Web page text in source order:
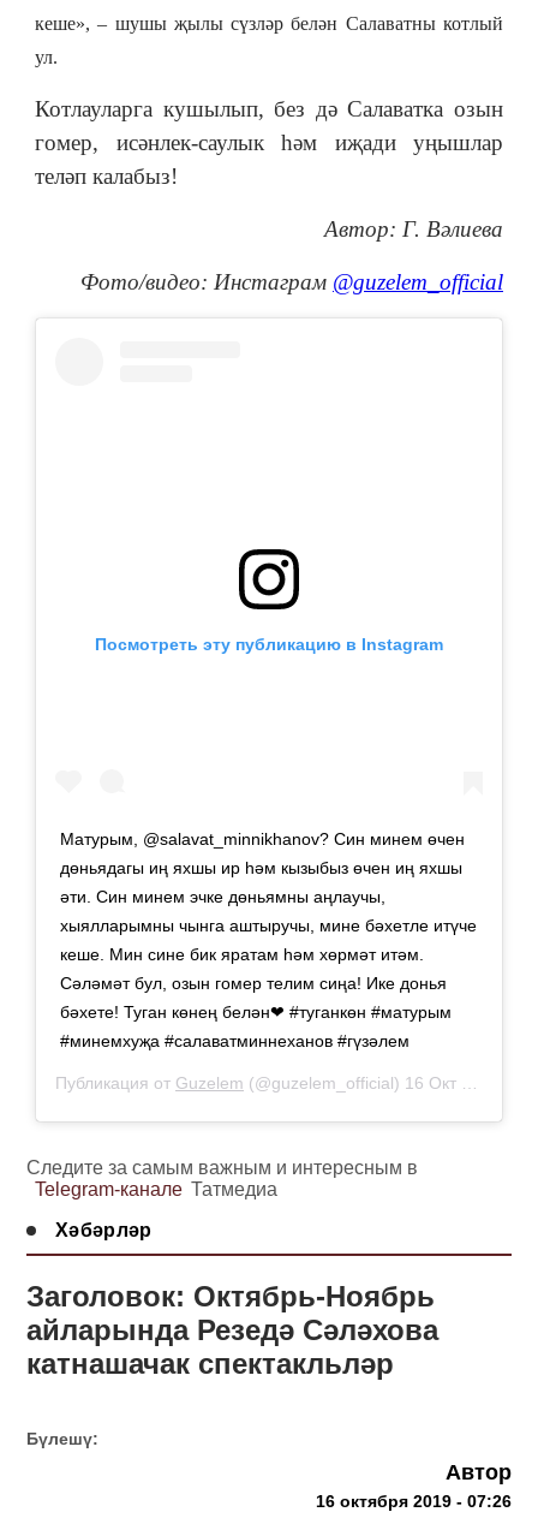
кеше», – шушы җылы сүзләр белән Салаватны котлый
ул.
Котлауларга кушылып, без дә Салаватка озын
гомер, исәнлек-саулык һәм иҗади уңышлар
теләп калабыз!
Автор: Г. Вәлиева
Фото/видео: Инстаграм @guzelem_official
Посмотреть эту публикацию в Instagram
Матурым, @salavat_minnikhanov? Син минем өчен
дөньядагы иң яхшы ир һәм кызыбыз өчен иң яхшы
әти. Син минем эчке дөньямны аңлаучы,
хыялларымны чынга аштыручы, мине бәхетле итүче
кеше. Мин сине бик яратам һәм хөрмәт итәм.
Сәләмәт бул, озын гомер телим сиңа! Ике донья
бәхете! Туган көнең белән❤ #туганкөн #матурым
#минемхуҗа #салаватминнеханов #гүзәлем
Публикация от Guzelem (@guzelem_official) 16 Окт 2019 в 12:19 PDT
Следите за самым важным и интересным в
Telegram-канале Татмедиа
Хәбәрләр
Заголовок: Октябрь-Ноябрь
айларында Резедә Сәләхова
катнашачак спектакльләр
Бүлешү:
Автор
16 октября 2019 - 07:26